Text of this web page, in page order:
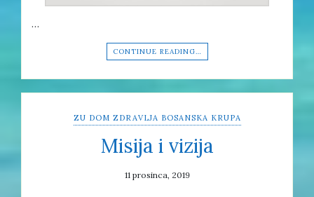
…
CONTINUE READING…
ZU DOM ZDRAVLJA BOSANSKA KRUPA
Misija i vizija
11 prosinca, 2019